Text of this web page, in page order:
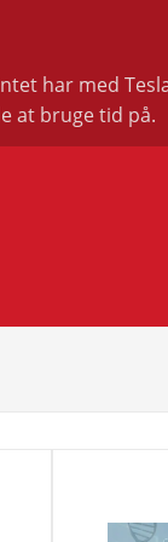
har med
at bruge tid på.